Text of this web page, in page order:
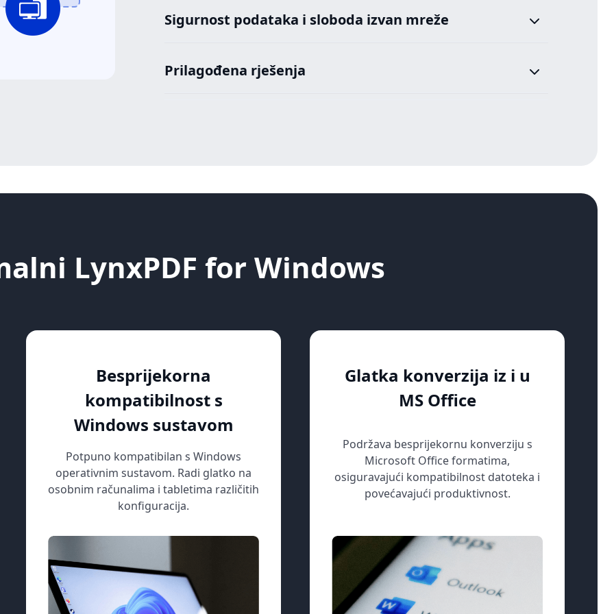
Sigurnost podataka i sloboda izvan mreže
Prilagođena rješenja
LynxPDF for Windows
Besprijekorna
kompatibilnost s
Windows sustavom
Potpuno kompatibilan s Windows
operativnim sustavom. Radi glatko na
osobnim računalima i tabletima različitih
konfiguracija.
Glatka konverzija iz i u
MS Office
Podržava besprijekornu konverziju s
Microsoft Office formatima,
osiguravajući kompatibilnost datoteka i
povećavajući produktivnost.